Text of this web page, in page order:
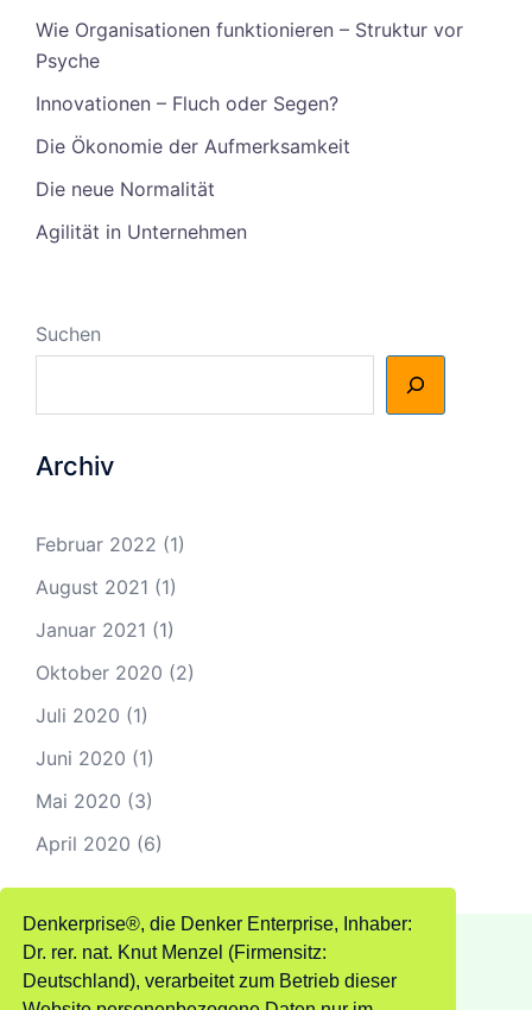
Wie Organisationen funktionieren – Struktur vor
Psyche
Innovationen – Fluch oder Segen?
Die Ökonomie der Aufmerksamkeit
Die neue Normalität
Agilität in Unternehmen
Suchen
Archiv
Februar 2022 (1)
August 2021 (1)
Januar 2021 (1)
Oktober 2020 (2)
Juli 2020 (1)
Juni 2020 (1)
Mai 2020 (3)
April 2020 (6)
Denkerprise®, die Denker Enterprise, Inhaber:
Dr. rer. nat. Knut Menzel (Firmensitz:
Deutschland), verarbeitet zum Betrieb dieser